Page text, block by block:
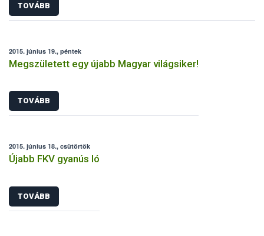
TOVÁBB
2015. június 19., péntek
Megszületett egy újabb Magyar világsiker!
TOVÁBB
2015. június 18., csütörtök
Újabb FKV gyanús ló
TOVÁBB